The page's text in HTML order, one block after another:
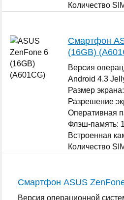
Количество
Смартфон
(16GB)
Версия
Android 4.3
Размер
Разрешение
Оперативная
Флэш-память:
Встроенная
Количество
Смартфон ASUS
Версия операционной